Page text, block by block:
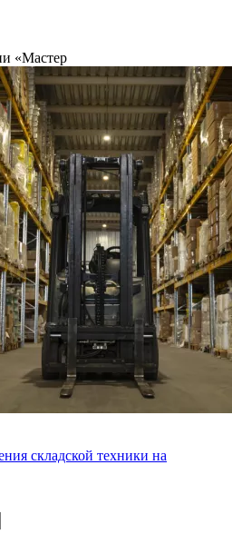
«Мастер
складской техники на